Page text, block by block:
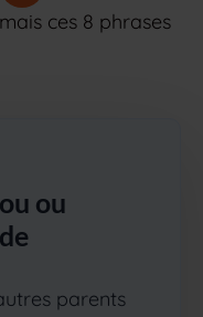
ces 8 phrases
ou
parents